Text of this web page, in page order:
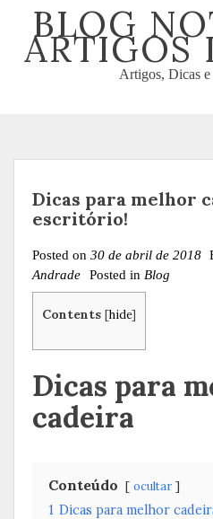
BLOG
ARTIGOS
Artigos, Dicas
Dicas para melhor
escritório!
Posted on 30 de abril de 2018
Andrade
Posted in Blog
Contents [hide]
Dicas para
cadeira
Conteúdo ocultar
1 Dicas para melhor